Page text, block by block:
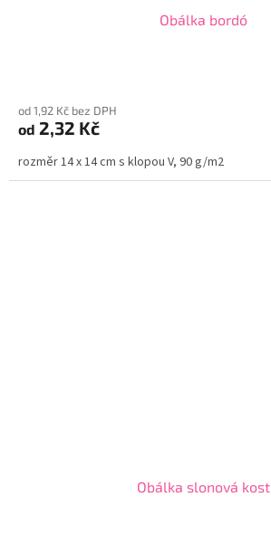
Obálka bordó
od 1,92 Kč bez DPH
od 2,32 Kč
rozměr 14 x 14 cm s klopou V, 90 g/m2
Obálka slonová kost